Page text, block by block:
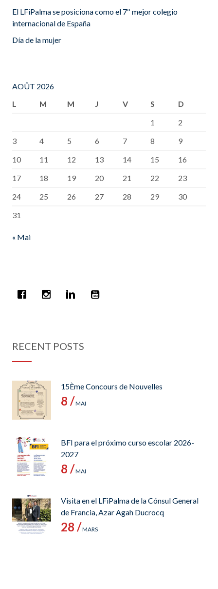
El LFiPalma se posiciona como el 7º mejor colegio
internacional de España
Día de la mujer
AOÛT 2026
L
M M J V S
D
1
2
3
4 5 6 7 8
9
10
11 12 13 14 15
16
17
18 19 20 21 22
23
24
25 26 27 28 29
30
31
« Mai
RECENT POSTS
15Ème Concours de Nouvelles
8 /MAI
BFI para el próximo curso escolar 2026-
2027
8 /MAI
Visita en el LFiPalma de la Cónsul General
de Francia, Azar Agah Ducrocq
28 /MARS